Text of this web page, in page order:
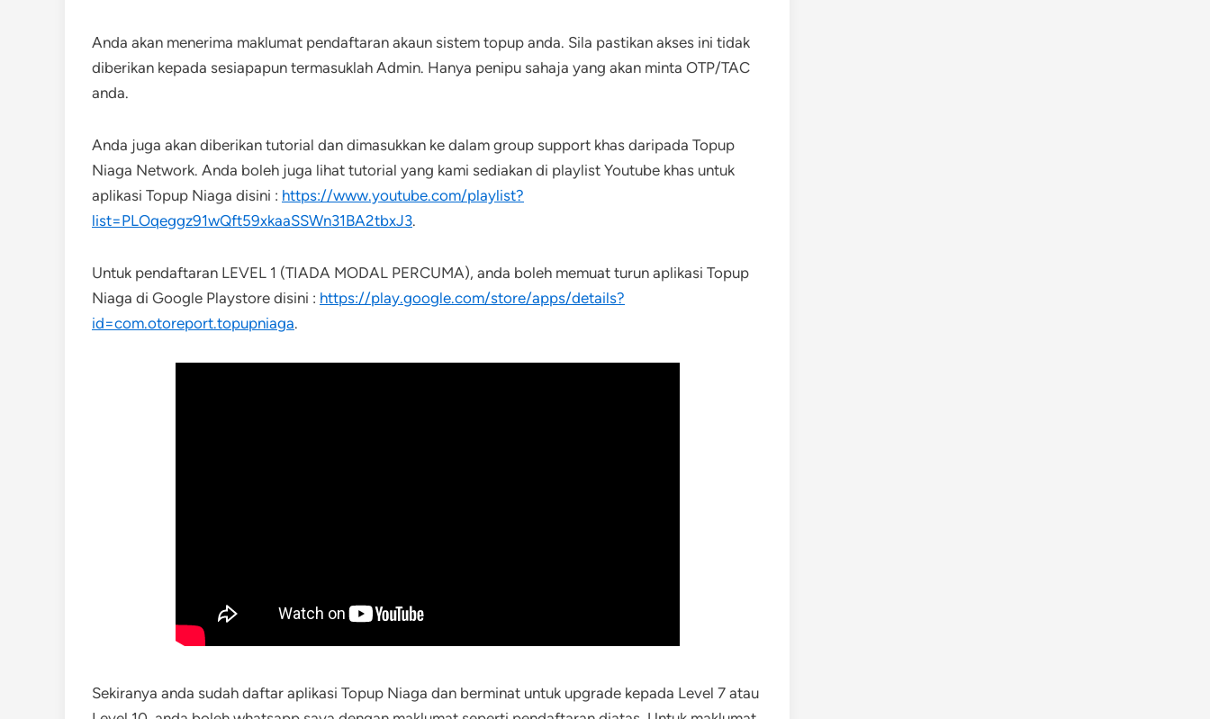
Anda akan menerima maklumat pendaftaran akaun sistem topup anda. Sila pastikan akses ini tidak
diberikan kepada sesiapapun termasuklah Admin. Hanya penipu sahaja yang akan minta OTP/TAC
anda.
Anda juga akan diberikan tutorial dan dimasukkan ke dalam group support khas daripada Topup
Niaga Network. Anda boleh juga lihat tutorial yang kami sediakan di playlist Youtube khas untuk
aplikasi Topup Niaga disini : https://www.youtube.com/playlist?
list=PLOqeggz91wQft59xkaaSSWn31BA2tbxJ3.
Untuk pendaftaran LEVEL 1 (TIADA MODAL PERCUMA), anda boleh memuat turun aplikasi Topup
Niaga di Google Playstore disini : https://play.google.com/store/apps/details?
id=com.otoreport.topupniaga.
Sekiranya anda sudah daftar aplikasi Topup Niaga dan berminat untuk upgrade kepada Level 7 atau